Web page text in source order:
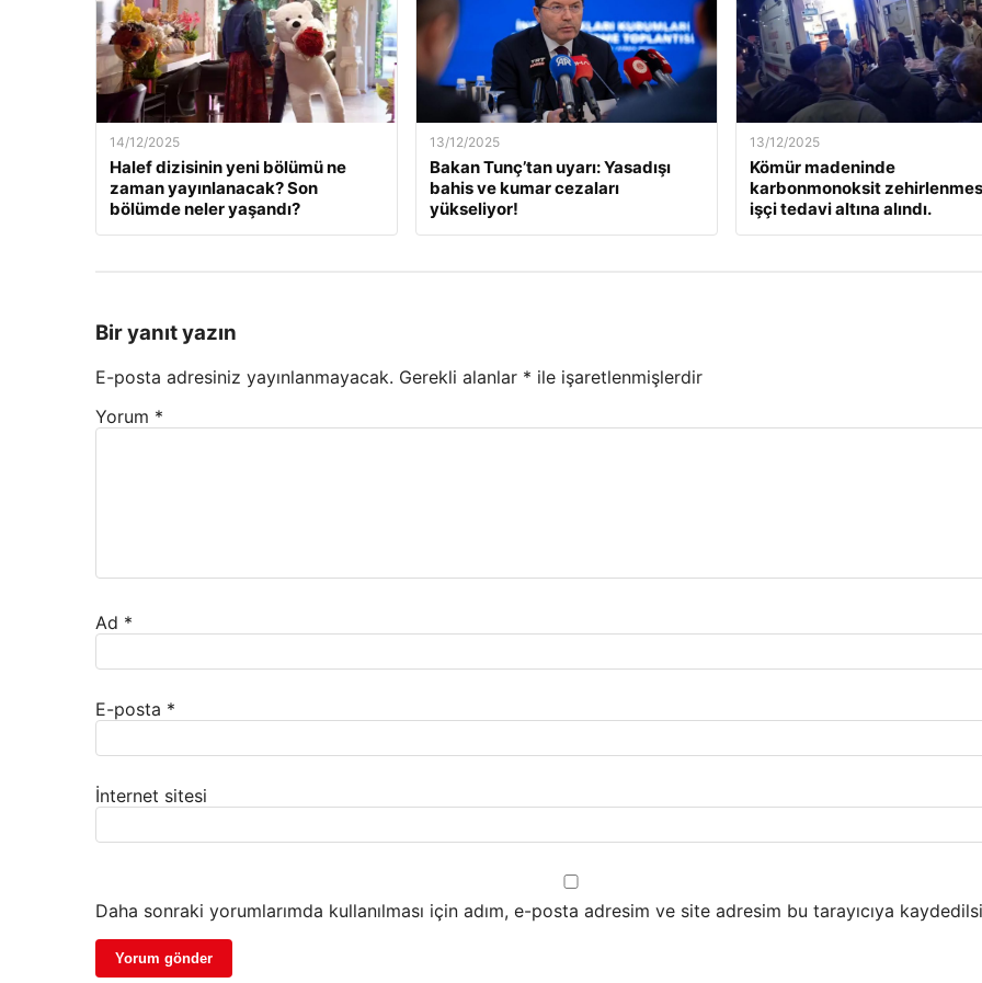
14/12/2025
Halef dizisinin yeni bölümü ne
zaman yayınlanacak? Son
bölümde neler yaşandı?
13/12/2025
Bakan Tunç’tan uyarı: Yasadışı
bahis ve kumar cezaları
yükseliyor!
13/12/2025
Kömür madeninde
karbonmonoksit
işçi tedavi altına alındı.
Bir yanıt yazın
E-posta adresiniz yayınlanmayacak. Gerekli alanlar * ile işaretlenmişlerdir
Yorum *
Ad *
E-posta *
İnternet sitesi
Daha sonraki yorumlarımda kullanılması için adım, e-posta adresim ve site adresim bu tarayıcıya